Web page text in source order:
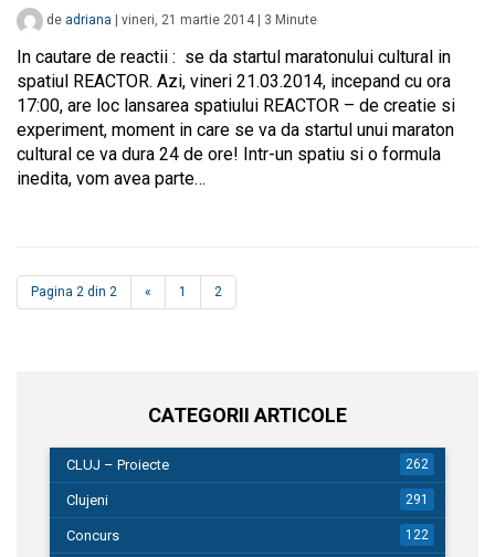
de adriana vineri, 21 martie 2014 3 Minute
In cautare de reactii : se da startul maratonului cultural in
spatiul REACTOR. Azi, vineri 21.03.2014, incepand cu ora
17:00, are loc lansarea spatiului REACTOR – de creatie si
experiment, moment in care se va da startul unui maraton
cultural ce va dura 24 de ore! Intr-un spatiu si o formula
inedita, vom avea parte…
Pagina 2 din 2 « 1 2
CATEGORII ARTICOLE
CLUJ – Proiecte 262
Clujeni 291
Concurs 122